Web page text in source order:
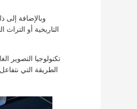
وبالإضافة إلى
التاريخية أو
تكنولوجيا التصوير
الطريقة التي